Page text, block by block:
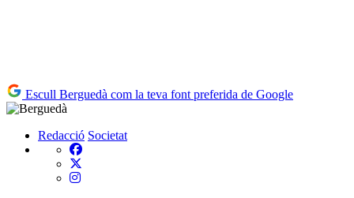
Escull Berguedà com la teva font preferida de Google
Redacció Societat